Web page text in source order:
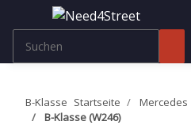
B-Klasse Startseite Mercedes
B-Klasse (W246)